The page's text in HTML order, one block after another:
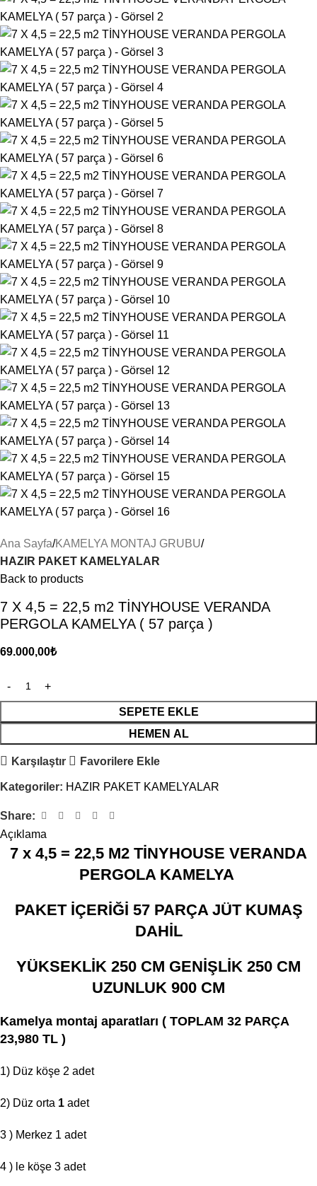
Ana Sayfa KAMELYA MONTAJ GRUBU
HAZIR PAKET KAMELYALAR
Back to products
7 X 4,5 = 22,5 m2 TİNYHOUSE VERANDA
PERGOLA KAMELYA ( 57 parça )
69.000,00₺
SEPETE EKLE
HEMEN AL
Karşılaştır Favorilere Ekle
Kategoriler: HAZIR PAKET KAMELYALAR
Share:
Açıklama
7 x 4,5 = 22,5 M2 TİNYHOUSE VERANDA
PERGOLA KAMELYA
PAKET İÇERİĞİ 57 PARÇA JÜT KUMAŞ
DAHİL
YÜKSEKLİK 250 CM GENİŞLİK 250 CM
UZUNLUK 900 CM
Kamelya montaj aparatları ( TOPLAM 32 PARÇA
23,980 TL )
1) Düz köşe 2 adet
2) Düz orta 1 adet
3 ) Merkez 1 adet
4 ) le köşe 3 adet